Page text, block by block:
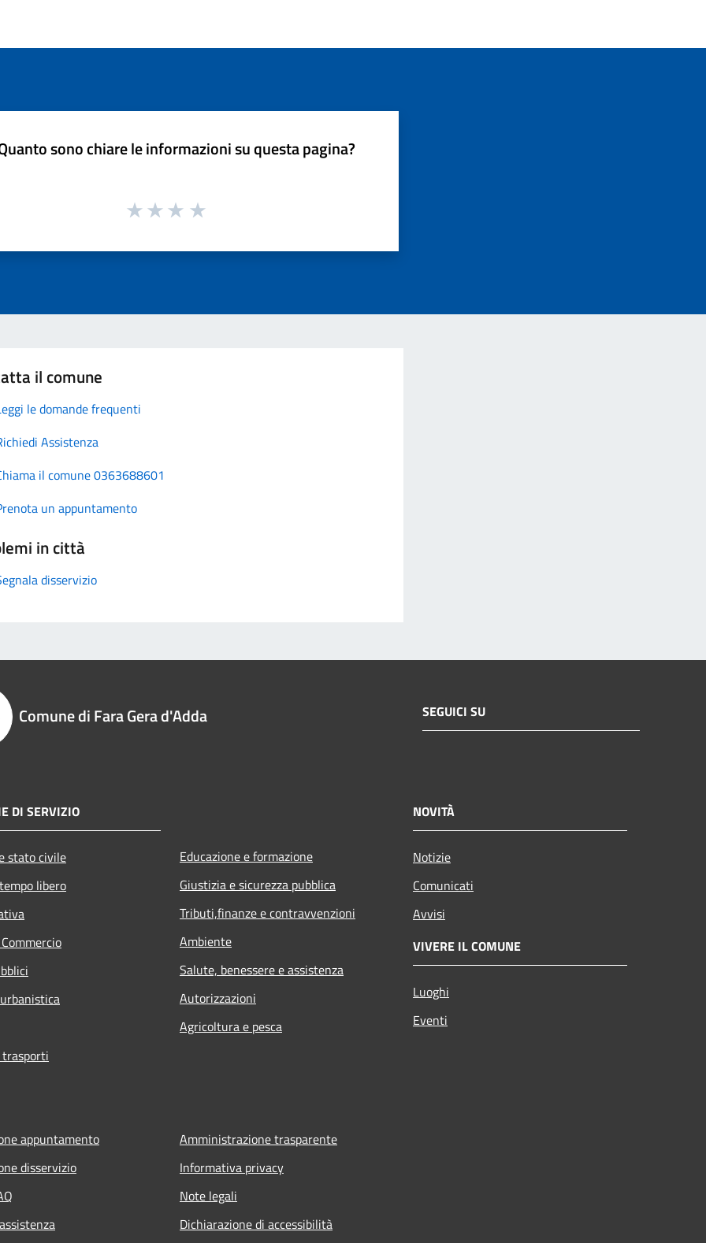
sono chiare le informazioni su questa pagina?
il comune
le domande frequenti
Assistenza
il comune 0363688601
un appuntamento
in città
disservizio
Comune di Fara Gera d'Adda SEGUICI SU
DI SERVIZIO
stato civile
libero
Educazione e formazione
Giustizia e sicurezza pubblica
Tributi,finanze e contravvenzioni
Ambiente
Salute, benessere e assistenza
Autorizzazioni
Agricoltura e pesca
NOVITÀ
Notizie
Comunicati
Avvisi
VIVERE IL COMUNE
Luoghi
Eventi
appuntamento
disservizio
Amministrazione trasparente
Informativa privacy
Note legali
Dichiarazione di accessibilità